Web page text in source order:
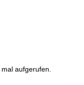
mal aufgerufen.